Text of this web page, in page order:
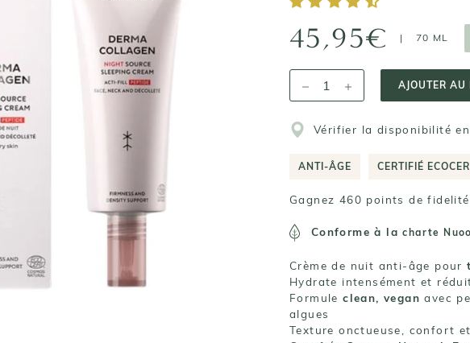
45,95€ | 70 ML
AJOUTER AU
Vérifier la disponibilité
ANTI-ÂGE CERTIFIÉ
Gagnez 460 points de fidelité
Conforme à lacharte Nuoo
Crème de nuit anti-âge pour
Hydrate intensément et
Formuleclean, vegan avec
algues
Texture onctueuse, confort